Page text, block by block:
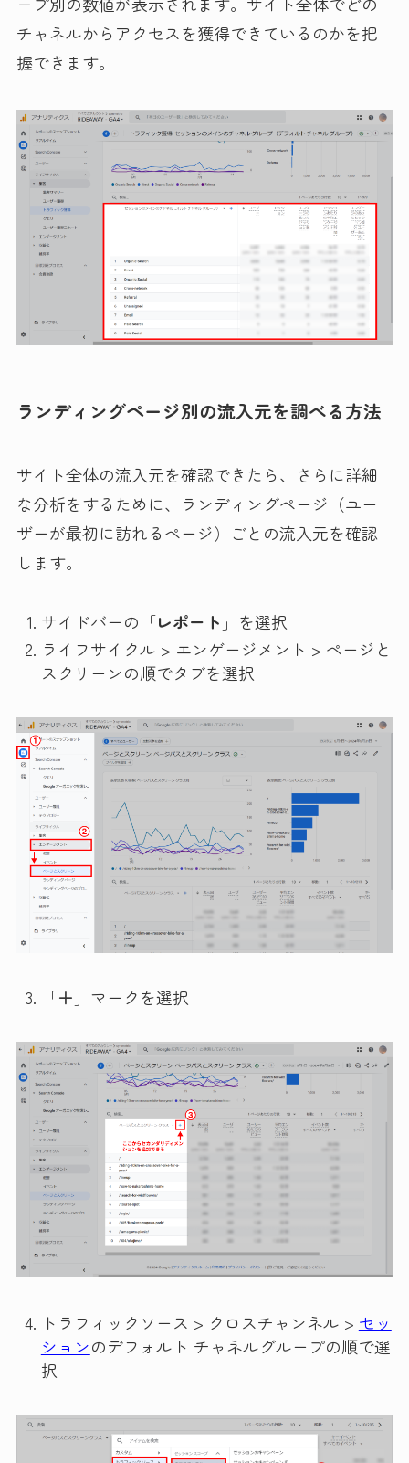
チャネルからアクセスを獲得できているのかを把
握できます。
ランディングページ別の流入元を調べる方法
サイト全体の流入元を確認できたら、さらに詳細
な分析をするために、ランディングページ（ユー
ザーが最初に訪れるページ）ごとの流入元を確認
します。
サイドバーの「レポート 」を選択
ライフサイクル > エンゲージメント > ページと
スクリーンの順でタブを選択
「＋ 」マークを選択
トラフィックソース > クロスチャンネル > セッ
ションのデフォルト チャネルグループの順で選
択